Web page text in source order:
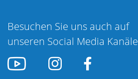
Besuchen Sie uns auch auf
unseren Social Media